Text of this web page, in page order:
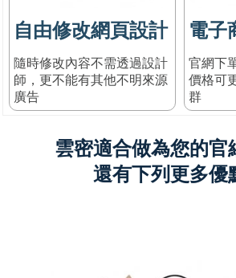
自由修改網頁設計
隨時修改內容不需透過設計
師，更不能有其他不明來源
廣告
電子
官網下
價格可
群
雲密適合做為您的官
還有下列更多優